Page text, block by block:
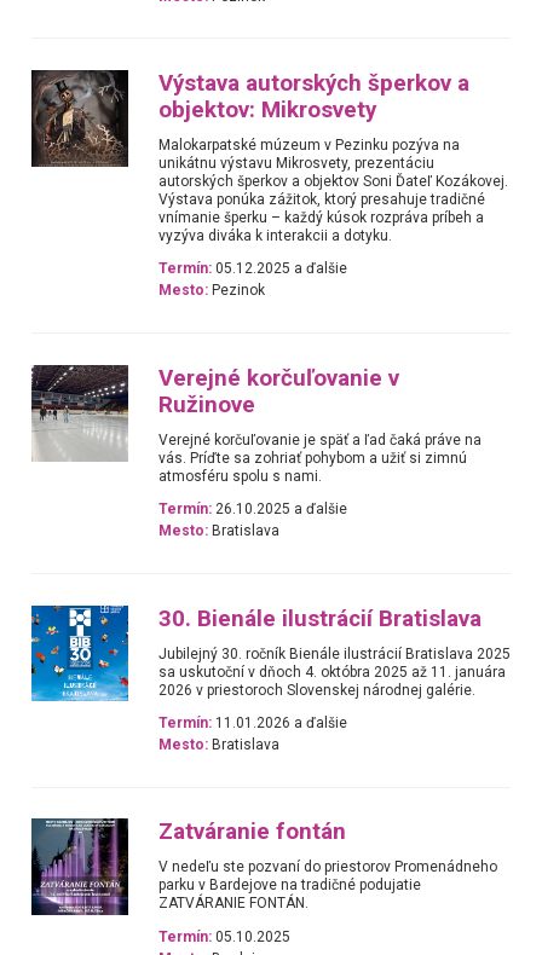
Výstava autorských šperkov a
objektov: Mikrosvety
Malokarpatské múzeum v Pezinku pozýva na
unikátnu výstavu Mikrosvety, prezentáciu
autorských šperkov a objektov Soni Ďateľ Kozákovej.
Výstava ponúka zážitok, ktorý presahuje tradičné
vnímanie šperku – každý kúsok rozpráva príbeh a
vyzýva diváka k interakcii a dotyku.
Termín: 05.12.2025 a ďalšie
Mesto: Pezinok
Verejné korčuľovanie v
Ružinove
Verejné korčuľovanie je späť a ľad čaká práve na
vás. Príďte sa zohriať pohybom a užiť si zimnú
atmosféru spolu s nami.
Termín: 26.10.2025 a ďalšie
Mesto: Bratislava
30. Bienále ilustrácií Bratislava
Jubilejný 30. ročník Bienále ilustrácií Bratislava 2025
sa uskutoční v dňoch 4. októbra 2025 až 11. januára
2026 v priestoroch Slovenskej národnej galérie.
Termín: 11.01.2026 a ďalšie
Mesto: Bratislava
Zatváranie fontán
V nedeľu ste pozvaní do priestorov Promenádneho
parku v Bardejove na tradičné podujatie
ZATVÁRANIE FONTÁN.
Termín: 05.10.2025